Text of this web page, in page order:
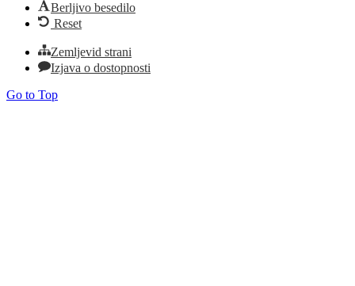
Berljivo besedilo
Reset
Zemljevid strani
Izjava o dostopnosti
Go to Top